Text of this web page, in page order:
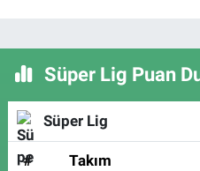
Süper Lig Puan
Süper Lig
# Takım